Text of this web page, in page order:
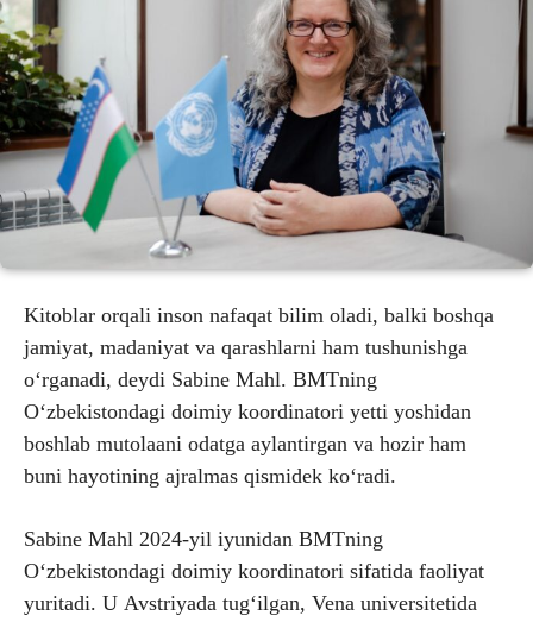
Kitoblar orqali inson nafaqat bilim oladi, balki boshqa
jamiyat, madaniyat va qarashlarni ham tushunishga
o‘rganadi, deydi Sabine Mahl. BMTning
O‘zbekistondagi doimiy koordinatori yetti yoshidan
boshlab mutolaani odatga aylantirgan va hozir ham
buni hayotining ajralmas qismidek ko‘radi.
Sabine Mahl 2024-yil iyunidan BMTning
O‘zbekistondagi doimiy koordinatori sifatida faoliyat
yuritadi. U Avstriyada tug‘ilgan, Vena universitetida